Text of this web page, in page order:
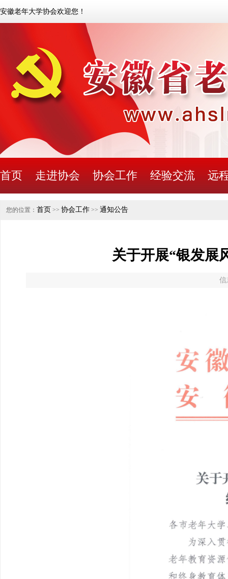
安徽老年大学协会欢迎您！
首页 走进协会 协会工作 经验交流 远
您的位置： 首页 >> 协会工作 >> 通知公告
关于开展“银发展
信